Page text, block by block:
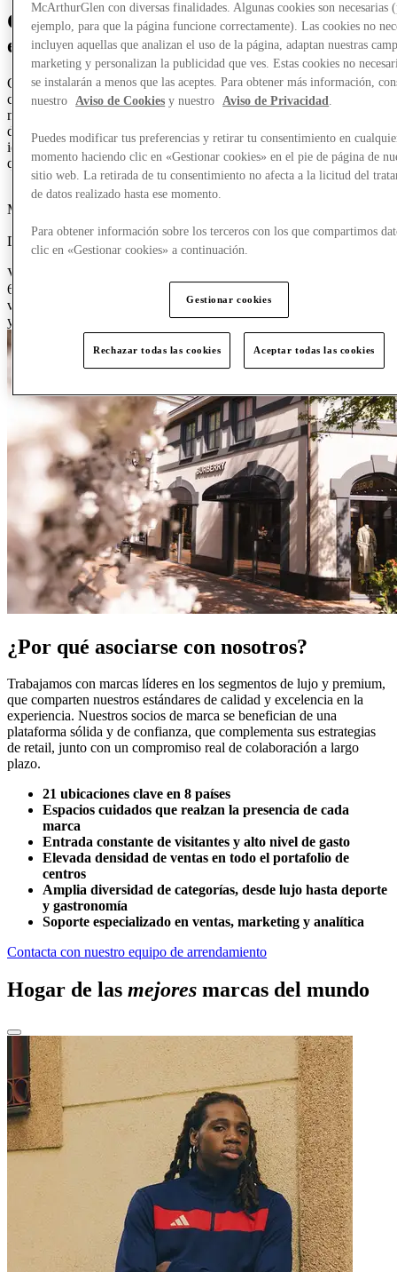
Creando experiencias de compra
excepcionales
Como pioneros en outlets de moda en Europa, siempre hemos
creído que comprar es solo una parte de la experiencia. Cada uno de
nuestros destinos, cuidadosamente seleccionado, reúne marcas muy
deseadas, propuestas gastronómicas contemporáneas y espacios con
identidad propia, creando entornos donde las personas eligen
quedarse y donde nuestros socios de marca pueden prosperar.
60 67890034567 890
M² de espacio comercial
05 89
Destinos
890 12 34567890
Visitantes cada año
600 thousand of retail space, 21 countries, 90 centers, {3} million
visitors every year, {4} billion portfolio revenue, +{5}% growth this
year
¿Por qué asociarse con nosotros?
Trabajamos con marcas líderes en los segmentos de lujo y premium,
que comparten nuestros estándares de calidad y excelencia en la
experiencia. Nuestros socios de marca se benefician de una
plataforma sólida y de confianza, que complementa sus estrategias
de retail, junto con un compromiso real de colaboración a largo
plazo.
21 ubicaciones clave en 8 países
Espacios cuidados que realzan la presencia de cada
marca
Entrada constante de visitantes y alto nivel de gasto
Elevada densidad de ventas en todo el portafolio de
centros
Amplia diversidad de categorías, desde lujo hasta deporte
y gastronomía
Soporte especializado en ventas, marketing y analítica
Contacta con nuestro equipo de arrendamiento
Hogar de las mejores marcas del mundo
McArthurGlen con diversas finalidades. Algunas cookies son necesarias
ejemplo, para que la página funcione correctamente). Las cookies no
incluyen aquellas que analizan el uso de la página, adaptan nuestras
marketing y personalizan la publicidad que ves. Estas cookies no
se instalarán a menos que las aceptes. Para obtener más información,
nuestro
Aviso de Cookies y nuestro Aviso de Privacidad.
Puedes modificar tus preferencias y retirar tu consentimiento en
momento haciendo clic en «Gestionar cookies» en el pie de página de
sitio web. La retirada de tu consentimiento no afecta a la licitud del
de datos realizado hasta ese momento.
Para obtener información sobre los terceros con los que compartimos
clic en «Gestionar cookies» a continuación.
Gestionar cookies
Rechazar todas las cookies Aceptar todas las cookies